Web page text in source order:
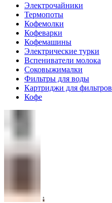
Электрочайники
Термопоты
Кофемолки
Кофеварки
Кофемашины
Электрические турки
Вспениватели молока
Соковыжималки
Фильтры для воды
Картриджи для фильтров
Кофе